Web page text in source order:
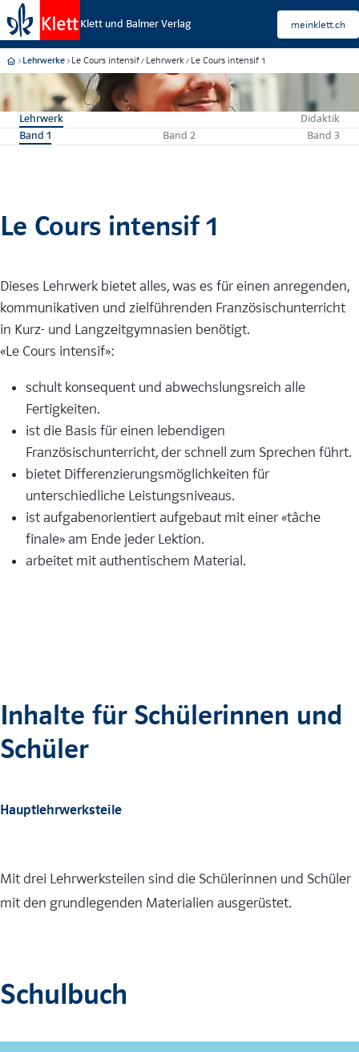
Klett und Balmer Verlag meinklett.ch
Lehrwerke Le Cours intensif Lehrwerk Le Cours intensif 1
Lehrwerk
Didaktik
Band 1
Band 2 Band 3
Le Cours intensif 1
Dieses Lehrwerk bietet alles, was es für einen anregenden,
kommunikativen und zielführenden Französischunterricht
in Kurz- und Langzeitgymnasien benötigt.
«Le Cours intensif»:
schult konsequent und abwechslungsreich alle
Fertigkeiten.
ist die Basis für einen lebendigen
Französischunterricht, der schnell zum Sprechen führt.
bietet Differenzierungsmöglichkeiten für
unterschiedliche Leistungsniveaus.
ist aufgabenorientiert aufgebaut mit einer «tâche
finale» am Ende jeder Lektion.
arbeitet mit authentischem Material.
Inhalte für Schülerinnen und
Schüler
Hauptlehrwerksteile
Mit drei Lehrwerksteilen sind die Schülerinnen und Schüler
mit den grundlegenden Materialien ausgerüstet.
Schulbuch